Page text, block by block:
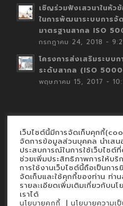
เชิญร่วมฟังเสวนาในหัว
ในการพัฒนาระบบการจั
มาตรฐานสากล ISO
กรกฎาคม 24, 2018 -
โครงการส่งเสริมระบบ
ระดับสากล (ISO
พฤษภาคม 15, 2017 -
Contact
นโยบายคุกกี้
นโยบายข้อมูลส่วนบุคคล
เว็บไซต์นี้มีการจัดเก็บคุกกี้
จัดการข้อมูลส่วนบุคคล นำเสน
ประสบการณ์ในการใช้เว็บไซต์
ช่วยเพิ่มประสิทธิภาพการให้บริ
การใช้งานเว็บไซต์นี้ถือเป็นการ
จัดเก็บและใช้คุกกี้ของท่าน ท่า
รายละเอียดเพิ่มเติมเกี่ยวกับน
เราได้
นโยบายคุกกี้ | นโยบายความเ